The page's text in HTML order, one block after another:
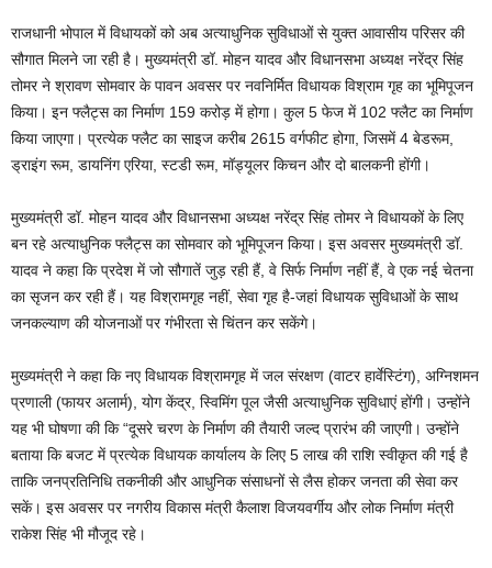
राजधानी भोपाल में विधायकों को अब अत्याधुनिक सुविधाओं से युक्त आवासीय परिसर की
सौगात मिलने जा रही है। मुख्यमंत्री डॉ. मोहन यादव और विधानसभा अध्यक्ष नरेंद्र सिंह
तोमर ने श्रावण सोमवार के पावन अवसर पर नवनिर्मित विधायक विश्राम गृह का भूमिपूजन
किया। इन फ्लैट्स का निर्माण 159 करोड़ में होगा। कुल 5 फेज में 102 फ्लैट का निर्माण
किया जाएगा। प्रत्येक फ्लैट का साइज करीब 2615 वर्गफीट होगा, जिसमें 4 बेडरूम,
ड्राइंग रूम, डायनिंग एरिया, स्टडी रूम, मॉड्यूलर किचन और दो बालकनी होंगी।
मुख्यमंत्री डॉ. मोहन यादव और विधानसभा अध्यक्ष नरेंद्र सिंह तोमर ने विधायकों के लिए
बन रहे अत्याधुनिक फ्लैट्स का सोमवार को भूमिपूजन किया। इस अवसर मुख्यमंत्री डॉ.
यादव ने कहा कि प्रदेश में जो सौगातें जुड़ रही हैं, वे सिर्फ निर्माण नहीं हैं, वे एक नई चेतना
का सृजन कर रही हैं। यह विश्रामगृह नहीं, सेवा गृह है-जहां विधायक सुविधाओं के साथ
जनकल्याण की योजनाओं पर गंभीरता से चिंतन कर सकेंगे।
मुख्यमंत्री ने कहा कि नए विधायक विश्रामगृह में जल संरक्षण (वाटर हार्वेस्टिंग), अग्निशमन
प्रणाली (फायर अलार्म), योग केंद्र, स्विमिंग पूल जैसी अत्याधुनिक सुविधाएं होंगी। उन्होंने
यह भी घोषणा की कि “दूसरे चरण के निर्माण की तैयारी जल्द प्रारंभ की जाएगी। उन्होंने
बताया कि बजट में प्रत्येक विधायक कार्यालय के लिए 5 लाख की राशि स्वीकृत की गई है
ताकि जनप्रतिनिधि तकनीकी और आधुनिक संसाधनों से लैस होकर जनता की सेवा कर
सकें। इस अवसर पर नगरीय विकास मंत्री कैलाश विजयवर्गीय और लोक निर्माण मंत्री
राकेश सिंह भी मौजूद रहे।